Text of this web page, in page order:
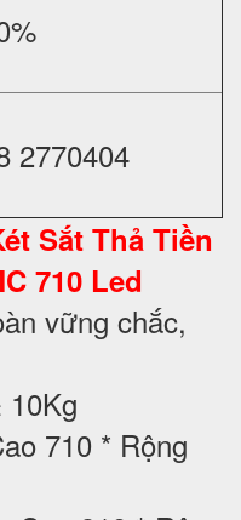
2770404
Sắt Thả Tiền
710 Led
vững chắc,
10Kg
710 * Rộng